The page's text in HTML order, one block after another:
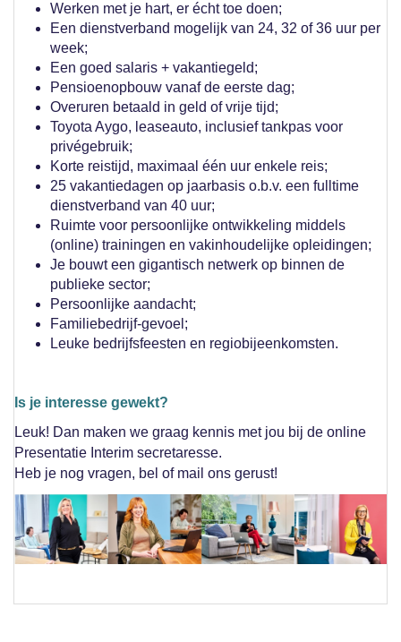
Werken met je hart, er écht toe doen;
Een dienstverband mogelijk van 24, 32 of 36 uur per
week;
Een goed salaris + vakantiegeld;
Pensioenopbouw vanaf de eerste dag;
Overuren betaald in geld of vrije tijd;
Toyota Aygo, leaseauto, inclusief tankpas voor
privégebruik;
Korte reistijd, maximaal één uur enkele reis;
25 vakantiedagen op jaarbasis o.b.v. een fulltime
dienstverband van 40 uur;
Ruimte voor persoonlijke ontwikkeling middels
(online) trainingen en vakinhoudelijke opleidingen;
Je bouwt een gigantisch netwerk op binnen de
publieke sector;
Persoonlijke aandacht;
Familiebedrijf-gevoel;
Leuke bedrijfsfeesten en regiobijeenkomsten.
Is je interesse gewekt?
Leuk! Dan maken we graag kennis met jou bij de online
Presentatie Interim secretaresse.
Heb je nog vragen, bel of mail ons gerust!